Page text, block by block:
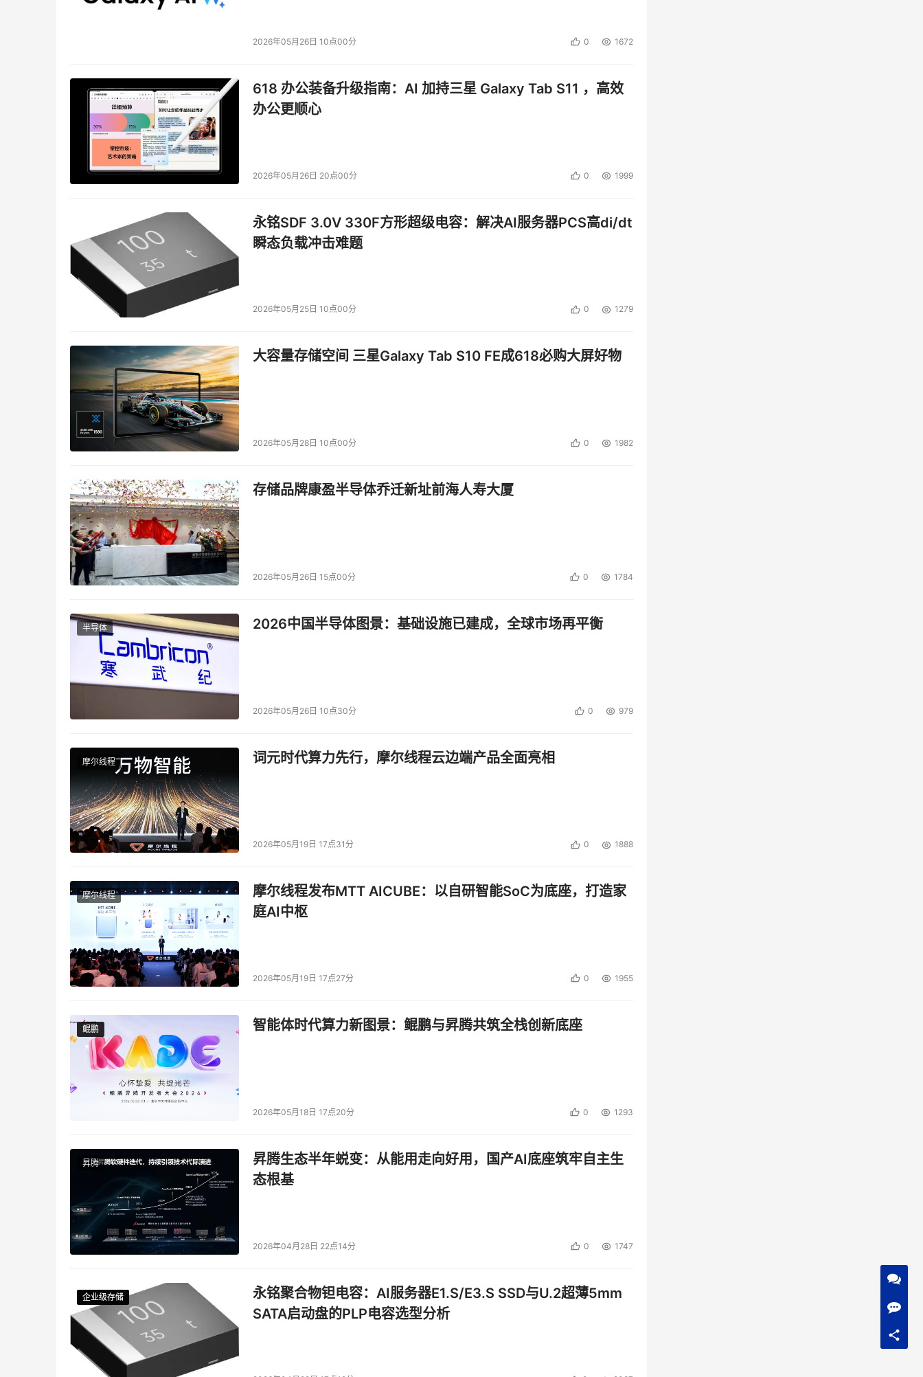
2026年05月26日 10点00分 0 1672
618 办公装备升级指南：AI 加持三星 Galaxy Tab S11 ，高效
办公更顺心
2026年05月26日 20点00分 0 1999
永铭SDF 3.0V 330F方形超级电容：解决AI服务器PCS高di/dt
瞬态负载冲击难题
2026年05月25日 10点00分 0 1279
大容量存储空间 三星Galaxy Tab S10 FE成618必购大屏好物
2026年05月28日 10点00分 0 1982
存储品牌康盈半导体乔迁新址前海人寿大厦
2026年05月26日 15点00分 0 1784
半导体 2026中国半导体图景：基础设施已建成，全球市场再平衡
2026年05月26日 10点30分 0 979
摩尔线程 词元时代算力先行，摩尔线程云边端产品全面亮相
2026年05月19日 17点31分 0 1888
摩尔线程
摩尔线程发布MTT AICUBE：以自研智能SoC为底座，打造家
庭AI中枢
2026年05月19日 17点27分 0 1955
鲲鹏
鲲鹏 智能体时代算力新图景：鲲鹏与昇腾共筑全栈创新底座
2026年05月18日 17点20分 0 1293
昇腾
昇腾生态半年蜕变：从能用走向好用，国产AI底座筑牢自主生
态根基
2026年04月28日 22点14分 0 1747
企业级存储
企业级存储
企业级存储
企业级存储
永铭聚合物钽电容：AI服务器E1.S/E3.S SSD与U.2超薄5mm
SATA启动盘的PLP电容选型分析